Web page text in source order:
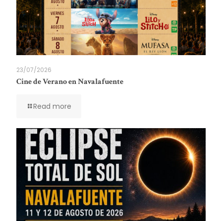
23/07/2026
Cine de Verano en Navalafuente
Read more